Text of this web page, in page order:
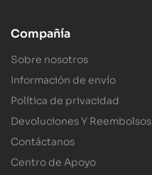
Compañía
Sobre nosotros
Información de envío
Política de privacidad
Devoluciones Y Reembolsos
Contáctanos
Centro de Apoyo